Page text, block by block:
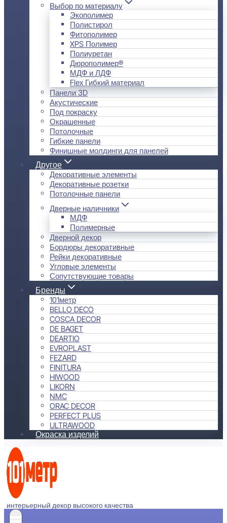
Выбор по материалу
Экополимер
Полистирол
Фитополимер
XPS Полимер
Полиуретан
Дюрополимер®
МДФ и ЛДФ
Flex Гибкий материал
Панели 3D
Акустические
Под покраску
Окрашенные
Потолочные
Гибкие панели
Финишные молдинги для панелей
Другое
Декоративные элементы
Декоративные розетки
Потолочные панели
Дверные наличники
МДФ
Полимерные
Дверной декор
Бордюры декоративные
Рейки декоративные
Угловые элементы
Сопутствующие товары
Бренды
101метр
BELLO DECO
COSCA DECOR
DE BAGET
DEARTIO
EVROPLAST
FEZARD
FINITURA
HIWOOD
LIKORN
NMC
ORAC DECOR
PERFECT PLUS
ULTRAWOOD
Окраска изделий
интерьерный декор высокого качества